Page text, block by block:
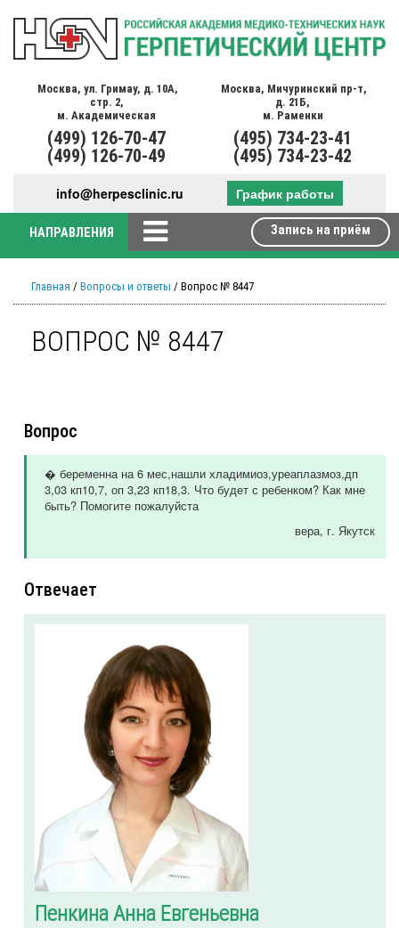
Москва, ул. Гримау, д. 10А,
стр. 2,
м. Академическая
(499) 126-70-47
(499) 126-70-49
Москва, Мичуринский пр-т,
д. 21Б,
м. Раменки
(495) 734-23-41
(495) 734-23-42
info@herpesclinic.ru График работы
НАПРАВЛЕНИЯ Запись на приём
Главная / Вопросы и ответы / Вопрос № 8447
ВОПРОС № 8447
Вопрос
� беременна на 6 мес,нашли хладимиоз,уреаплазмоз,дп
3,03 кп10,7, оп 3,23 кп18,3. Что будет с ребенком? Как мне
быть? Помогите пожалуйста
вера, г. Якутск
Отвечает
Пенкина Анна Евгеньевна